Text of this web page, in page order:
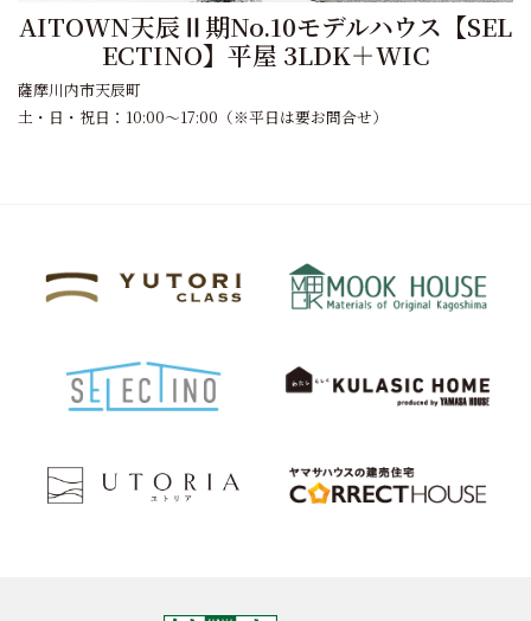
AITOWN天辰Ⅱ期No.10モデルハウス【SEL
ECTINO】平屋 3LDK＋WIC
薩摩川内市天辰町
土・日・祝日：10:00～17:00（※平日は要お問合せ）